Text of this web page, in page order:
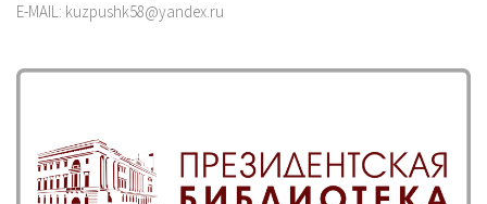
E-MAIL: kuzpushk58@yandex.ru